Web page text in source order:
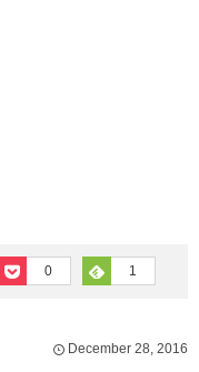
0 1
December 28 2016